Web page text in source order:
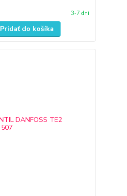
3-7 dní
Pridať do košíka